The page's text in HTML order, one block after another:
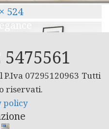
524
5475561
P.Iva 07295120963 Tutti
riservati.
policy